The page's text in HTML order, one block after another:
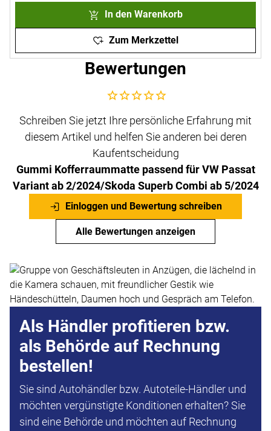
In den Warenkorb
Zum Merkzettel
Bewertungen
Noch keine Bewertungen abgegeben
Schreiben Sie jetzt Ihre persönliche Erfahrung mit
diesem Artikel und helfen Sie anderen bei deren
Kaufentscheidung
Gummi Kofferraummatte passend für VW Passat
Variant ab 2/2024/Skoda Superb Combi ab 5/2024
Einloggen und Bewertung schreiben
Alle Bewertungen anzeigen
Als Händler profitieren bzw.
als Behörde auf Rechnung
bestellen!
Sie sind Autohändler bzw. Autoteile-Händler und
möchten vergünstigte Konditionen erhalten? Sie
sind eine Behörde und möchten auf Rechnung